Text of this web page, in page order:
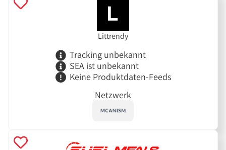
Littrendy
Tracking unbekannt
SEA ist unbekannt
Keine Produktdaten-Feeds
Netzwerk